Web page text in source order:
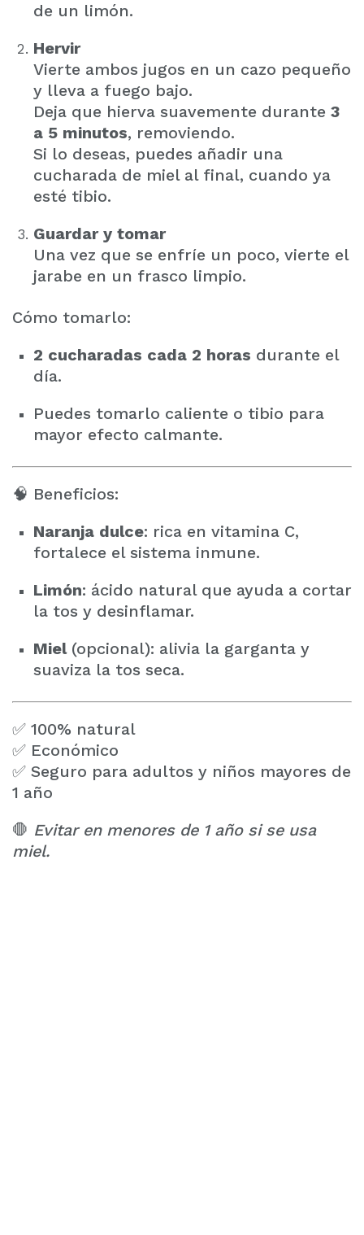
de un limón.
Hervir
Vierte ambos jugos en un cazo pequeño
y lleva a fuego bajo.
Deja que hierva suavemente durante 3
a 5 minutos, removiendo.
Si lo deseas, puedes añadir una
cucharada de miel al final, cuando ya
esté tibio.
Guardar y tomar
Una vez que se enfríe un poco, vierte el
jarabe en un frasco limpio.
Cómo tomarlo:
2 cucharadas cada 2 horas durante el
día.
Puedes tomarlo caliente o tibio para
mayor efecto calmante.
🧠 Beneficios:
Naranja dulce: rica en vitamina C,
fortalece el sistema inmune.
Limón: ácido natural que ayuda a cortar
la tos y desinflamar.
Miel(opcional): alivia la garganta y
suaviza la tos seca.
✅ 100% natural
✅ Económico
✅ Seguro para adultos y niños mayores de
1 año
🛑 Evitar en menores de 1 año si se usa
miel.